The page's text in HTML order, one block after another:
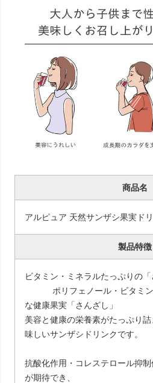
商品名
アルピュア 天然サンザシ果実ド
製品特徴
ビタミン・ミネラルたっぷりの「
ポリフェノール・ビタミン
な健康果実「さんざし」
美容と健康の栄養素がたっぷり
味しいサンザシドリンクです。
抗酸化作用・コレステロール抑
が期待でき、